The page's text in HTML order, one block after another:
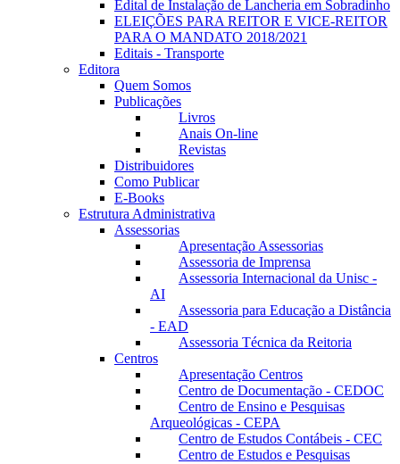
Edital de Instalação de Lancheria em Sobradinho
ELEIÇÕES PARA REITOR E VICE-REITOR
PARA O MANDATO 2018/2021
Editais - Transporte
Editora
Quem Somos
Publicações
Livros
Anais On-line
Revistas
Distribuidores
Como Publicar
E-Books
Estrutura Administrativa
Assessorias
Apresentação Assessorias
Assessoria de Imprensa
Assessoria Internacional da Unisc -
AI
Assessoria para Educação a Distância
- EAD
Assessoria Técnica da Reitoria
Centros
Apresentação Centros
Centro de Documentação - CEDOC
Centro de Ensino e Pesquisas
Arqueológicas - CEPA
Centro de Estudos Contábeis - CEC
Centro de Estudos e Pesquisas